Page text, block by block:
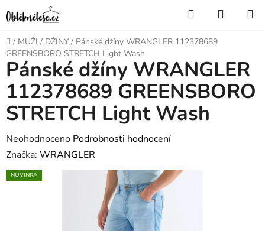
na
obsah
Hledat
KOŠÍK
Domů
/ MUŽI / DŽÍNY / Pánské džíny WRANGLER 112378689
GREENSBORO STRETCH Light Wash
Pánské džíny WRANGLER
112378689 GREENSBORO
STRETCH Light Wash
Průměrné
hodnocení
produktu
Neohodnoceno Podrobnosti hodnocení
Značka: WRANGLER
NOVINKA